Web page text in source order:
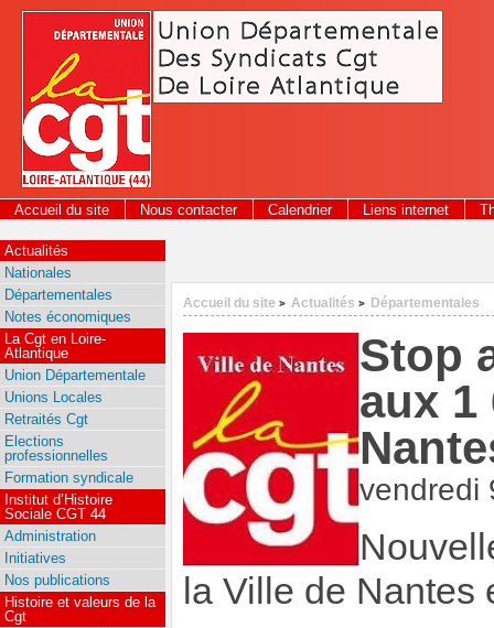
Panneau de gestion des cookies
Accueil du site Nous contacter Calendrier Liens internet
Accueil du site > Actualités > Départementales
Stop
aux 1
vendredi
la Ville de Nantes
Actualités
Nationales
Départementales
Notes économiques
La Cgt en Loire-
Atlantique
Union Départementale
Unions Locales
Retraités Cgt
Elections
professionnelles
Formation syndicale
Institut d’Histoire
Sociale CGT 44
Administration
Initiatives
Nos publications
Histoire et valeurs de la
Cgt